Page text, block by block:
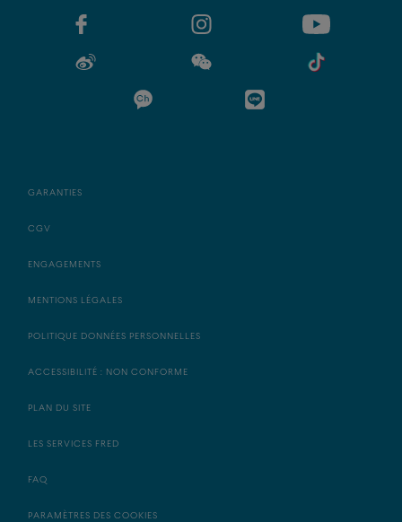
GARANTIES
CGV
ENGAGEMENTS
MENTIONS LÉGALES
POLITIQUE DONNÉES PERSONNELLES
ACCESSIBILITÉ : NON CONFORME
PLAN DU SITE
LES SERVICES FRED
FAQ
PARAMÈTRES DES COOKIES